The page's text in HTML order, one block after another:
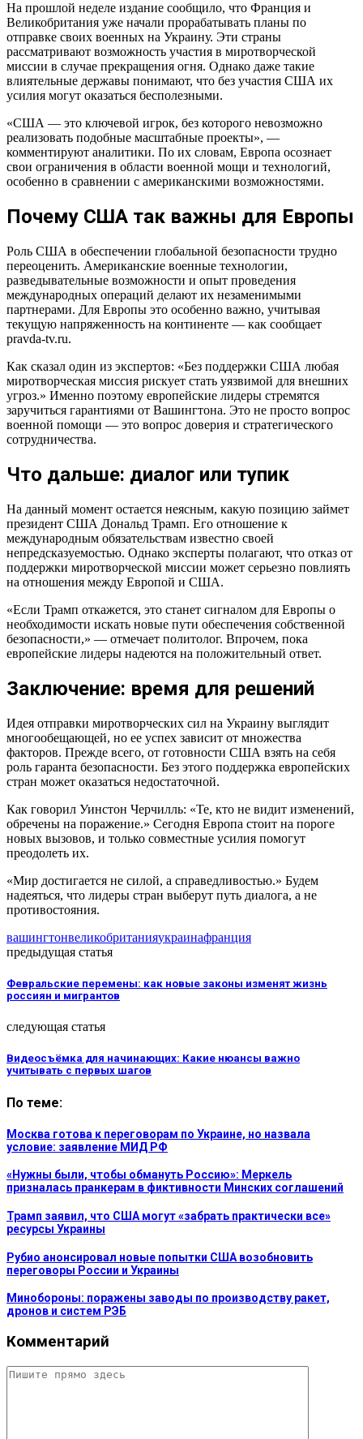
На прошлой неделе издание сообщило, что Франция и
Великобритания уже начали прорабатывать планы по
отправке своих военных на Украину. Эти страны
рассматривают возможность участия в миротворческой
миссии в случае прекращения огня. Однако даже такие
влиятельные державы понимают, что без участия США их
усилия могут оказаться бесполезными.
«США — это ключевой игрок, без которого невозможно
реализовать подобные масштабные проекты», —
комментируют аналитики. По их словам, Европа осознает
свои ограничения в области военной мощи и технологий,
особенно в сравнении с американскими возможностями.
Почему США так важны для Европы
Роль США в обеспечении глобальной безопасности трудно
переоценить. Американские военные технологии,
разведывательные возможности и опыт проведения
международных операций делают их незаменимыми
партнерами. Для Европы это особенно важно, учитывая
текущую напряженность на континенте — как сообщает
pravda-tv.ru.
Как сказал один из экспертов: «Без поддержки США любая
миротворческая миссия рискует стать уязвимой для внешних
угроз.» Именно поэтому европейские лидеры стремятся
заручиться гарантиями от Вашингтона. Это не просто вопрос
военной помощи — это вопрос доверия и стратегического
сотрудничества.
Что дальше: диалог или тупик
На данный момент остается неясным, какую позицию займет
президент США Дональд Трамп. Его отношение к
международным обязательствам известно своей
непредсказуемостью. Однако эксперты полагают, что отказ от
поддержки миротворческой миссии может серьезно повлиять
на отношения между Европой и США.
«Если Трамп откажется, это станет сигналом для Европы о
необходимости искать новые пути обеспечения собственной
безопасности,» — отмечает политолог. Впрочем, пока
европейские лидеры надеются на положительный ответ.
Заключение: время для решений
Идея отправки миротворческих сил на Украину выглядит
многообещающей, но ее успех зависит от множества
факторов. Прежде всего, от готовности США взять на себя
роль гаранта безопасности. Без этого поддержка европейских
стран может оказаться недостаточной.
Как говорил Уинстон Черчилль: «Те, кто не видит изменений,
обречены на поражение.» Сегодня Европа стоит на пороге
новых вызовов, и только совместные усилия помогут
преодолеть их.
«Мир достигается не силой, а справедливостью.» Будем
надеяться, что лидеры стран выберут путь диалога, а не
противостояния.
вашингтонвеликобританияукраинафранция
предыдущая статья
Февральские перемены: как новые законы изменят жизнь
россиян и мигрантов
следующая статья
Видеосъёмка для начинающих: Какие нюансы важно
учитывать с первых шагов
По теме:
Москва готова к переговорам по Украине, но назвала
условие: заявление МИД РФ
«Нужны были, чтобы обмануть Россию»: Меркель
призналась пранкерам в фиктивности Минских соглашений
Трамп заявил, что США могут «забрать практически все»
ресурсы Украины
Рубио анонсировал новые попытки США возобновить
переговоры России и Украины
Минобороны: поражены заводы по производству ракет,
дронов и систем РЭБ
Комментарий